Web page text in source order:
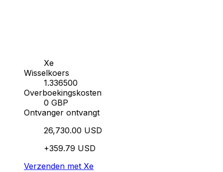
Xe
Wisselkoers
1.336500
Overboekingskosten
0 GBP
Ontvanger ontvangt
26,730.00 USD
+359.79 USD
Verzenden met Xe